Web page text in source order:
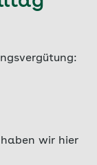
wir hier